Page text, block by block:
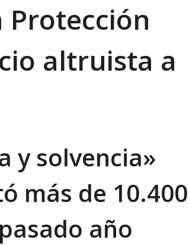
altruista a
y solvencia»
más de 10.400
año